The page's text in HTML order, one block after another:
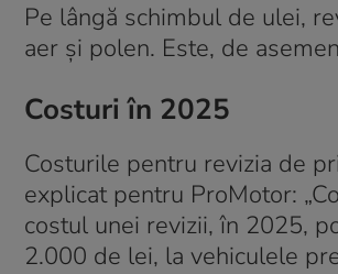
Pe lângă schimbul de ulei,
aer și polen. Este, de
Costuri în 2025
Costurile pentru revizia de
explicat pentru ProMotor:
costul unei revizii, în 2025,
2.000 de lei, la vehiculele